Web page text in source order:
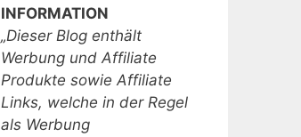
INFORMATION
„Dieser Blog enthält
Werbung und Affiliate
Produkte sowie Affiliate
Links, welche in der Regel
als Werbung